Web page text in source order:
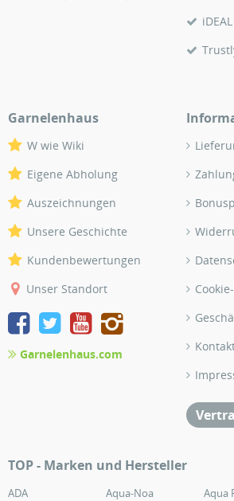
iDEAL
Garnelenhaus
W wie Wiki
Eigene Abholung
Auszeichnungen
Unsere Geschichte
Kundenbewertungen
Unser Standort
Garnelenhaus.com
TOP - Marken und Hersteller
ADA Aqua-Noa
Aqua